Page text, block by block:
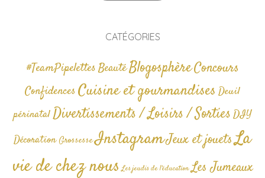
CATÉGORIES
#TeamPipelettesBeautéBlogosphèreConcours
Confidences Cuisine et gourmandises Deuil
périnatalDivertissements / Loisirs / SortiesDIY
Décoration GrossesseInstagramJeux et jouetsLa
vie de chez nous Les jeudis de l'éducation Les Jumeaux